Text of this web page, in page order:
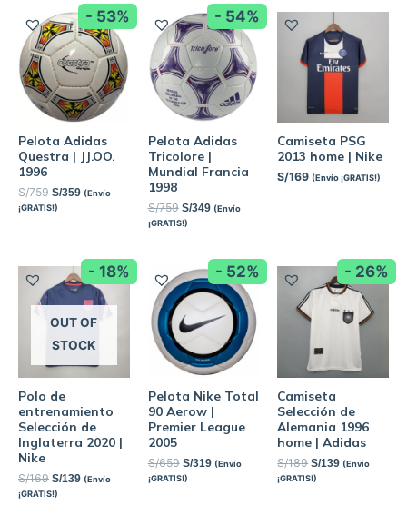
- 53%
Pelota Adidas
Questra | JJ.OO.
1996
S/759 S/359 (Envío
¡GRATIS!)
- 54%
Pelota Adidas
Tricolore |
Mundial Francia
1998
S/759 S/349 (Envío
¡GRATIS!)
Camiseta PSG
2013 home | Nike
S/169 (Envío ¡GRATIS!)
- 18%
OUT OF
STOCK
Polo de
entrenamiento
Selección de
Inglaterra 2020 |
Nike
S/169 S/139 (Envío
¡GRATIS!)
- 52%
Pelota Nike Total
90 Aerow |
Premier League
2005
S/659 S/319 (Envío
¡GRATIS!)
- 26%
Camiseta
Selección de
Alemania 1996
home | Adidas
S/189 S/139 (Envío
¡GRATIS!)